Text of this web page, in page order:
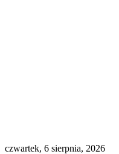
czwartek, 6 sierpnia, 2026